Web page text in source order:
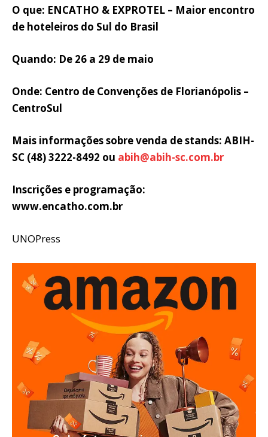
O que: ENCATHO & EXPROTEL – Maior encontro
de hoteleiros do Sul do Brasil
Quando: De 26 a 29 de maio
Onde: Centro de Convenções de Florianópolis –
CentroSul
Mais informações sobre venda de stands: ABIH-
SC (48) 3222-8492 ou abih@abih-sc.com.br
Inscrições e programação:
www.encatho.com.br
UNOPress